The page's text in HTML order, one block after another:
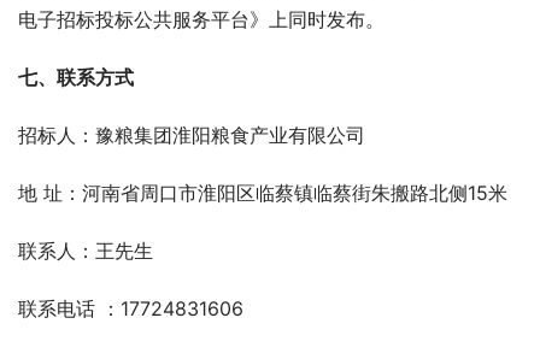
电子招标投标公共服务平台》上同时发布。
七、联系方式
招标人：豫粮集团淮阳粮食产业有限公司
地 址：河南省周口市淮阳区临蔡镇临蔡街朱搬路北侧15米
联系人：王先生
联系电话 ：17724831606